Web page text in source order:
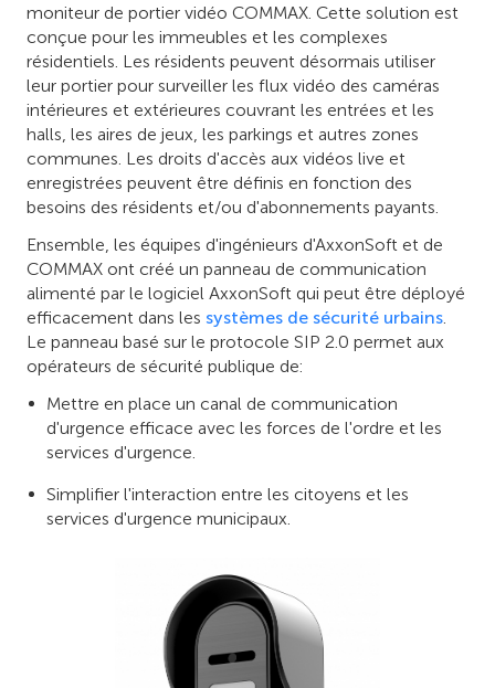
moniteur de portier vidéo COMMAX. Cette solution est
conçue pour les immeubles et les complexes
résidentiels. Les résidents peuvent désormais utiliser
leur portier pour surveiller les flux vidéo des caméras
intérieures et extérieures couvrant les entrées et les
halls, les aires de jeux, les parkings et autres zones
communes. Les droits d'accès aux vidéos live et
enregistrées peuvent être définis en fonction des
besoins des résidents et/ou d'abonnements payants.
Ensemble, les équipes d'ingénieurs d'AxxonSoft et de
COMMAX ont créé un panneau de communication
alimenté par le logiciel AxxonSoft qui peut être déployé
efficacement dans les systèmes de sécurité urbains.
Le panneau basé sur le protocole SIP 2.0 permet aux
opérateurs de sécurité publique de:
Mettre en place un canal de communication
d'urgence efficace avec les forces de l'ordre et les
services d'urgence.
Simplifier l'interaction entre les citoyens et les
services d'urgence municipaux.